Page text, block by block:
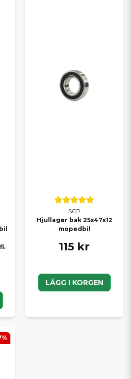
DIN
SCP
Hjullager bak 25x47x12
mopedbil
115 kr
LÄGG I KORGEN